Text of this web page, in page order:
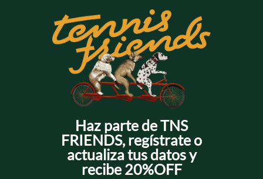
Haz parte de TNS
FRIENDS, regístrate o
actualiza tus datos y
recibe 20%OFF